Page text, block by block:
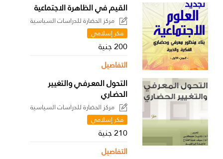
القيم في الظاهرة الاجتماعية
مركز الحضارة للدراسات السياسية
فكر إسلامي
200 جنية
التفاصيل
التحول المعـرفـي والتغيير
الحضـاري
مركز الحضارة للدراسات السياسية
فكر إسلامي
210 جنية
التفاصيل